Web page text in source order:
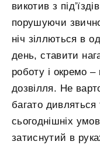
викотив з
порушуючи
ніч зіллються в
день, ставити
роботу і окремо
дозвілля. Не
багато
сьогоднішніх
затиснутий в